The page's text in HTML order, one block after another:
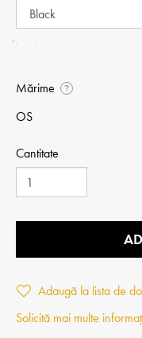
Mărime ?
OS
Cantitate
Adaugă la lista de
Solicită mai multe